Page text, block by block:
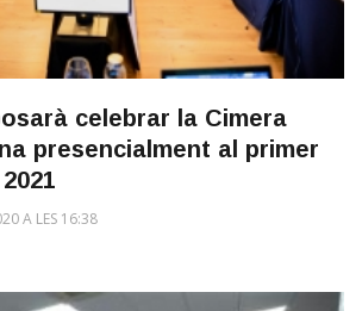
celebrar la Cimera
presencialment al primer
A LES 16:38